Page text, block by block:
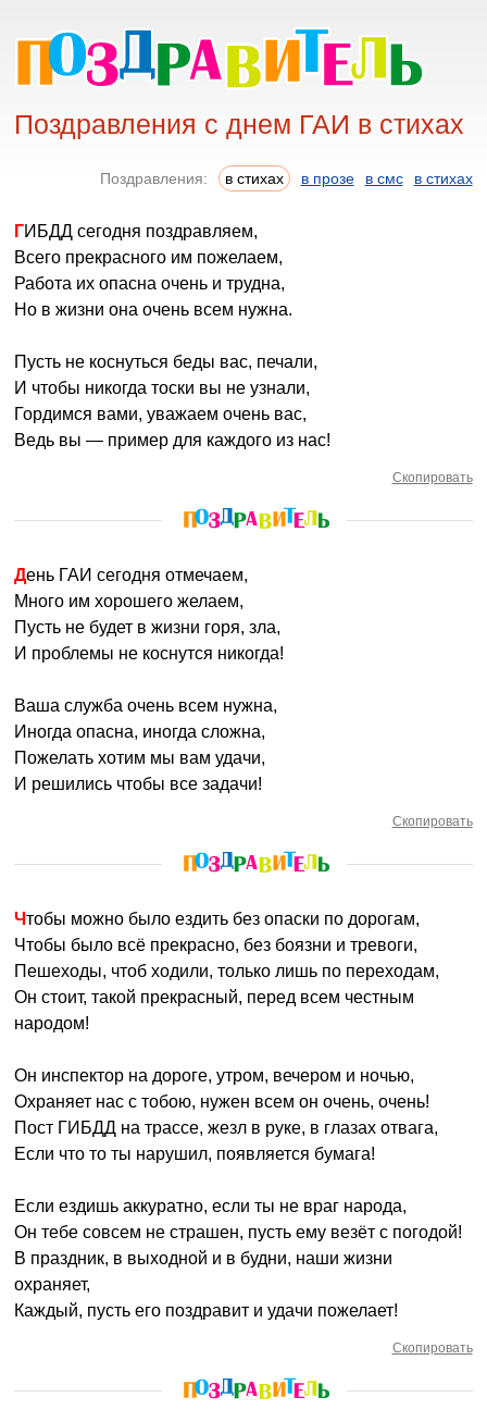
Поздравления с днем ГАИ в стихах
Поздравления: в стихах в прозе в смс в стихах
ГИБДД сегодня поздравляем,
Всего прекрасного им пожелаем,
Работа их опасна очень и трудна,
Но в жизни она очень всем нужна.
Пусть не коснуться беды вас, печали,
И чтобы никогда тоски вы не узнали,
Гордимся вами, уважаем очень вас,
Ведь вы — пример для каждого из нас!
Скопировать
День ГАИ сегодня отмечаем,
Много им хорошего желаем,
Пусть не будет в жизни горя, зла,
И проблемы не коснутся никогда!
Ваша служба очень всем нужна,
Иногда опасна, иногда сложна,
Пожелать хотим мы вам удачи,
И решились чтобы все задачи!
Скопировать
Чтобы можно было ездить без опаски по дорогам,
Чтобы было всё прекрасно, без боязни и тревоги,
Пешеходы, чтоб ходили, только лишь по переходам,
Он стоит, такой прекрасный, перед всем честным
народом!
Он инспектор на дороге, утром, вечером и ночью,
Охраняет нас с тобою, нужен всем он очень, очень!
Пост ГИБДД на трассе, жезл в руке, в глазах отвага,
Если что то ты нарушил, появляется бумага!
Если ездишь аккуратно, если ты не враг народа,
Он тебе совсем не страшен, пусть ему везёт с погодой!
В праздник, в выходной и в будни, наши жизни
охраняет,
Каждый, пусть его поздравит и удачи пожелает!
Скопировать